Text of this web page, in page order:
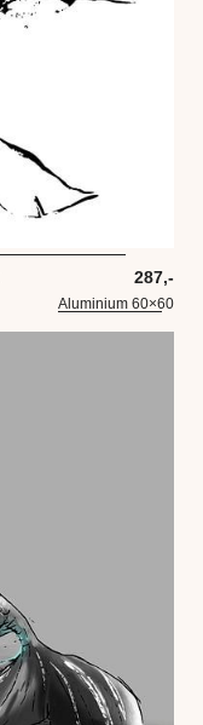
287,-
Aluminium 60×60